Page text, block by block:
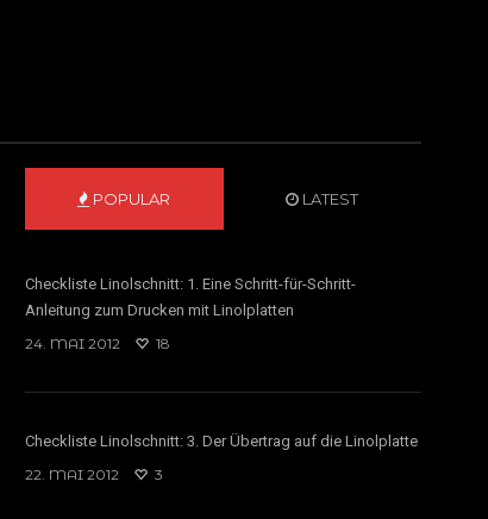
POPULAR LATEST
Checkliste Linolschnitt: 1. Eine Schritt-für-Schritt-
Anleitung zum Drucken mit Linolplatten
24. MAI 2012
18
Checkliste Linolschnitt: 3. Der Übertrag auf die Linolplatte
22. MAI 2012
3